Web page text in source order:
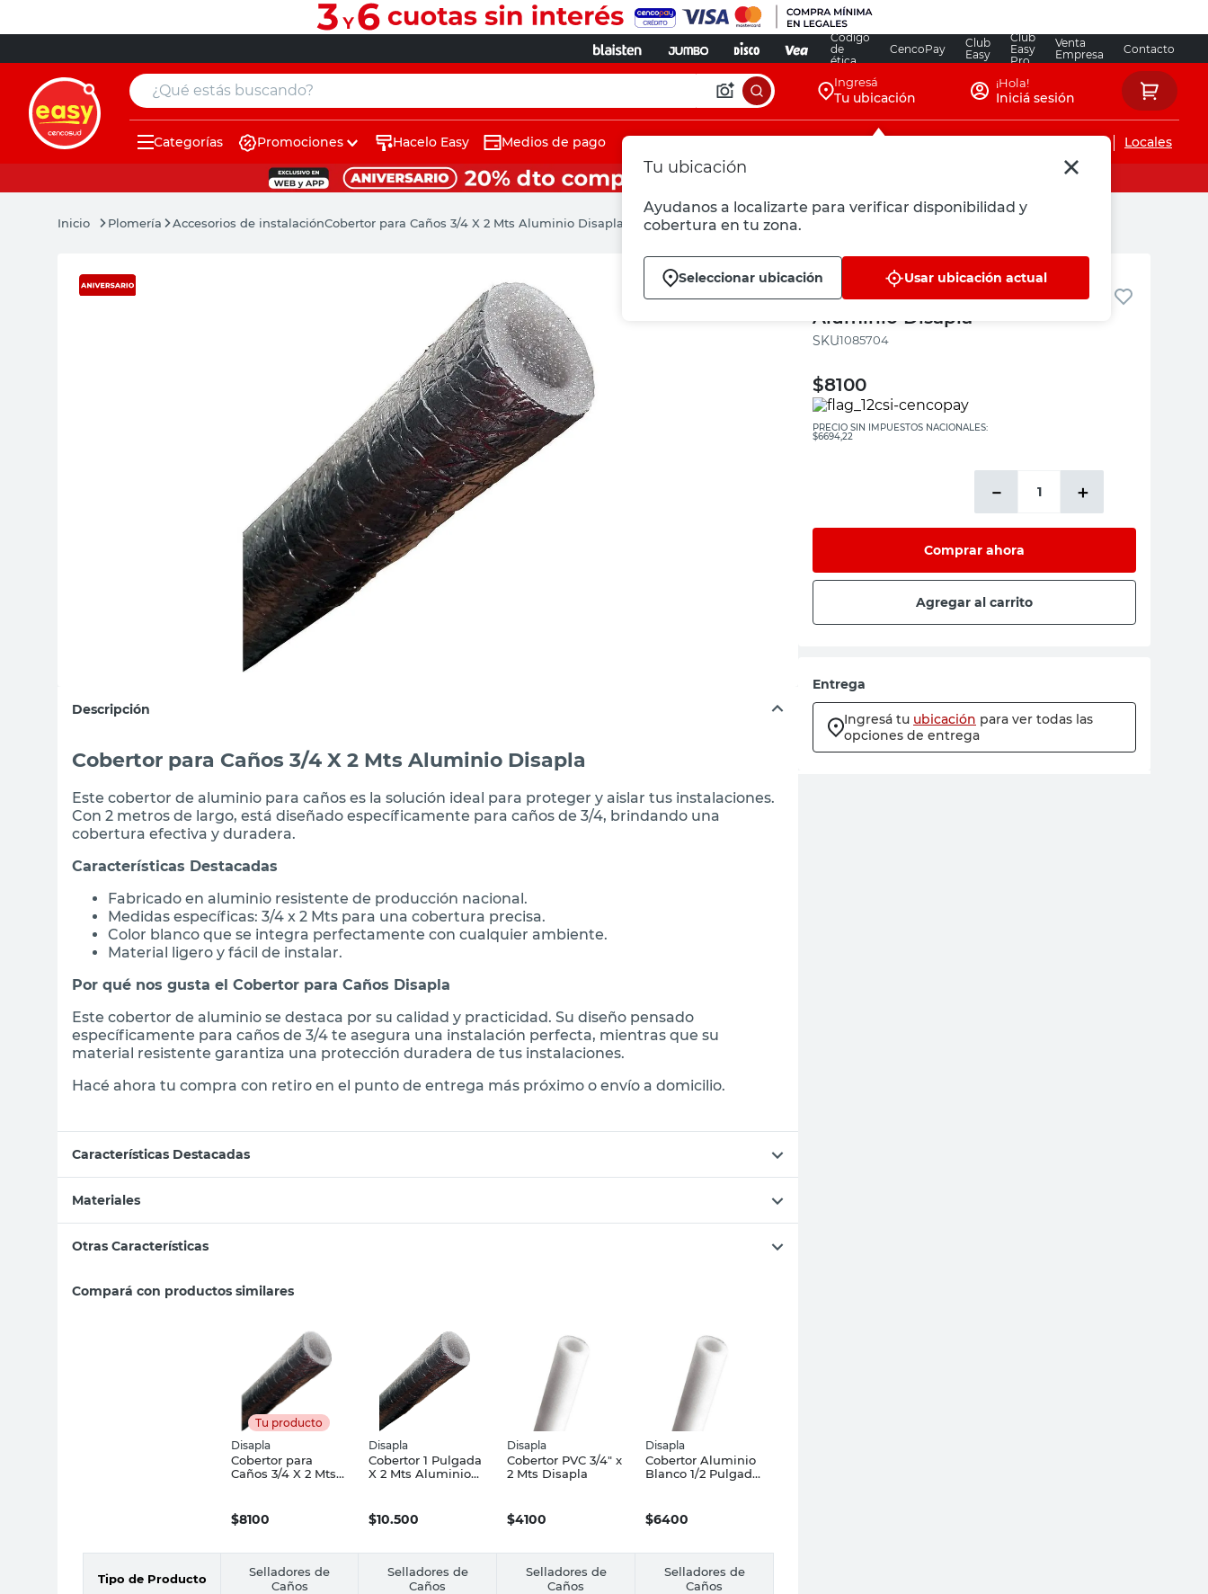
Código
de
ética
CencoPay
Club
Easy
Club
Easy
Pro
Venta
Empresa
Contacto
¿Qué estás buscando? Ingresá
Tu ubicación
Tu ubicación
Ayudanos a localizarte para verificar disponibilidad y
cobertura en tu zona.
Seleccionar ubicación Usar ubicación actual
¡Hola!
Iniciá sesión
Categorías Promociones Hacelo Easy Medios de pago Servicios de instalaciones Locales
Plomería Accesorios de instalaciónCobertor para Caños 3/4 X 2 Mts Aluminio Disapla
Descripción
Cobertor para Caños 3/4 X 2 Mts Aluminio Disapla
Este cobertor de aluminio para caños es la solución ideal para proteger y aislar tus instalaciones.
Con 2 metros de largo, está diseñado específicamente para caños de 3/4, brindando una
cobertura efectiva y duradera.
Características Destacadas
Fabricado en aluminio resistente de producción nacional.
Medidas específicas: 3/4 x 2 Mts para una cobertura precisa.
Color blanco que se integra perfectamente con cualquier ambiente.
Material ligero y fácil de instalar.
Por qué nos gusta el Cobertor para Caños Disapla
Este cobertor de aluminio se destaca por su calidad y practicidad. Su diseño pensado
específicamente para caños de 3/4 te asegura una instalación perfecta, mientras que su
material resistente garantiza una protección duradera de tus instalaciones.
Hacé ahora tu compra con retiro en el punto de entrega más próximo o envío a domicilio.
Características Destacadas
Materiales
Otras Características
Compará con productos similares
Tu producto
Disapla
Cobertor para
Caños 3/4 X 2 Mts
$8100
Disapla
Cobertor 1 Pulgada
X 2 Mts Aluminio
$10.500
Disapla
Cobertor PVC 3/4" x
2 Mts Disapla
$4100
Disapla
Cobertor Aluminio
Blanco 1/2 Pulgada
$6400
Tipo de Producto
Selladores de
Caños
Selladores de
Caños
Selladores de
Caños
Selladores de
Caños
Disapla
Cobertor para Caños 3/4 X 2 Mts
Aluminio Disapla
:1085704
$8100
PRECIO SIN IMPUESTOS NACIONALES:
$6694,22
＋
－
Comprar ahora
Agregar al carrito
Entrega
Ingresá tu ubicación para ver todas las
opciones de entrega
muebles